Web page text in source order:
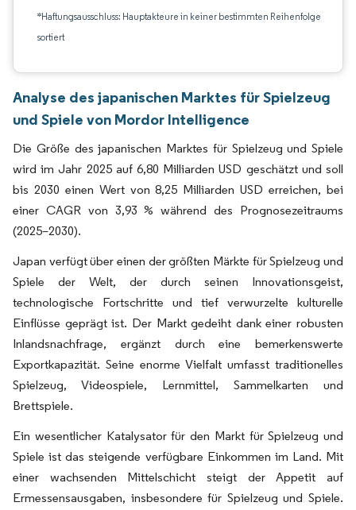
*Haftungsausschluss: Hauptakteure in keiner bestimmten Reihenfolge
sortiert
Analyse des japanischen Marktes für Spielzeug
und Spiele von Mordor Intelligence
Die Größe des japanischen Marktes für Spielzeug und Spiele
wird im Jahr 2025 auf 6,80 Milliarden USD geschätzt und soll
bis 2030 einen Wert von 8,25 Milliarden USD erreichen, bei
einer CAGR von 3,93 % während des Prognosezeitraums
(2025–2030).
Japan verfügt über einen der größten Märkte für Spielzeug und
Spiele der Welt, der durch seinen Innovationsgeist,
technologische Fortschritte und tief verwurzelte kulturelle
Einflüsse geprägt ist. Der Markt gedeiht dank einer robusten
Inlandsnachfrage, ergänzt durch eine bemerkenswerte
Exportkapazität. Seine enorme Vielfalt umfasst traditionelles
Spielzeug, Videospiele, Lernmittel, Sammelkarten und
Brettspiele.
Ein wesentlicher Katalysator für den Markt für Spielzeug und
Spiele ist das steigende verfügbare Einkommen im Land. Mit
einer wachsenden Mittelschicht steigt der Appetit auf
Ermessensausgaben, insbesondere für Spielzeug und Spiele.